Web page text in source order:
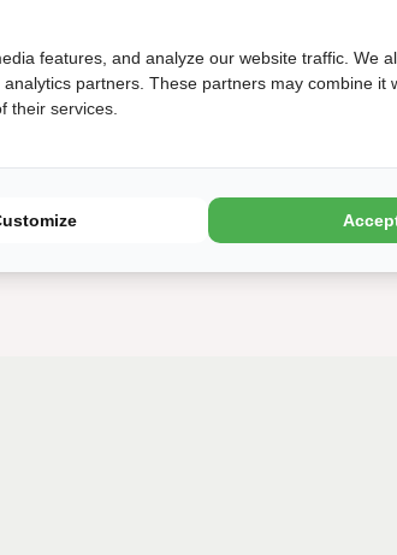
Strandbad
Speelvijver met speeltoestellen
features, and analyze our website traffic. We
partners. These partners may combine it
their services.